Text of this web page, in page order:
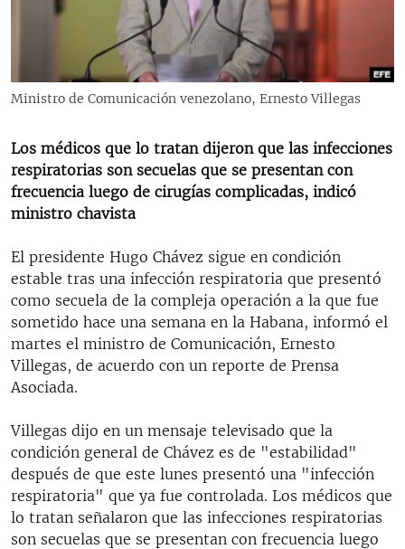
RADIO MARTÍ
ESPECIALES
SER VIEJO EN CUBA
KENTU-CUBANO
LOS SANTOS DE HIALEAH
LA INVASIÓN DE RUSIA A UCRANIA
MULTIMEDIA
SÍGUENOS
Ministro de Comunicación venezolano, Ernesto Villegas
Los médicos que lo tratan dijeron que las infecciones
respiratorias son secuelas que se presentan con
frecuencia luego de cirugías complicadas, indicó
ministro chavista
El presidente Hugo Chávez sigue en condición
estable tras una infección respiratoria que presentó
como secuela de la compleja operación a la que fue
sometido hace una semana en la Habana, informó el
martes el ministro de Comunicación, Ernesto
Villegas, de acuerdo con un reporte de Prensa
Asociada.
Villegas dijo en un mensaje televisado que la
condición general de Chávez es de "estabilidad"
después de que este lunes presentó una "infección
respiratoria" que ya fue controlada. Los médicos que
lo tratan señalaron que las infecciones respiratorias
son secuelas que se presentan con frecuencia luego